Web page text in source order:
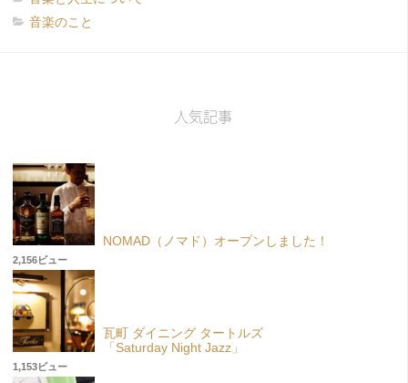
音楽のこと
人気記事
NOMAD（ノマド）オープンしました！
2,156ビュー
瓦町 ダイニング タートルズ
「Saturday Night Jazz」
1,153ビュー